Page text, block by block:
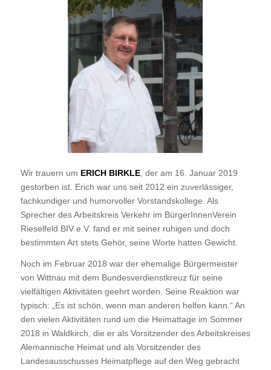
Wir trauern um ERICH BIRKLE, der am 16. Januar 2019
gestorben ist. Erich war uns seit 2012 ein zuverlässiger,
fachkundiger und humorvoller Vorstandskollege. Als
Sprecher des Arbeitskreis Verkehr im BürgerInnenVerein
Rieselfeld BIV e.V. fand er mit seiner ruhigen und doch
bestimmten Art stets Gehör, seine Worte hatten Gewicht.
Noch im Februar 2018 war der ehemalige Bürgermeister
von Wittnau mit dem Bundesverdienstkreuz für seine
vielfältigen Aktivitäten geehrt worden. Seine Reaktion war
typisch: „Es ist schön, wenn man anderen helfen kann.“ An
den vielen Aktivitäten rund um die Heimattage im Sommer
2018 in Waldkirch, die er als Vorsitzender des Arbeitskreises
Alemannische Heimat und als Vorsitzender des
Landesausschusses Heimatpflege auf den Weg gebracht